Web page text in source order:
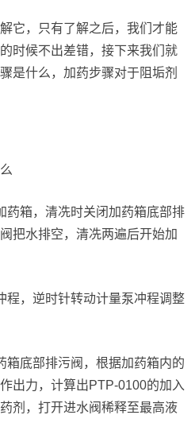
它，只有了解之后，我们才能
时候不出差错，接下来我们就
是什么，加药步骤对于阻垢剂
药箱，清冼时关闭加药箱底部排
把水排空，清冼两遍后开始加
程，逆时针转动计量泵冲程调整
箱底部排污阀，根据加药箱内的
出力，计算出PTP-0100的加入
剂，打开进水阀稀释至最高液